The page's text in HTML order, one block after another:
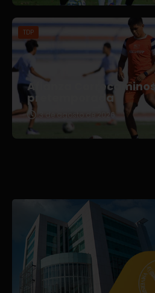
TDP
Afianza Correcaminos
pretemporada
3 de agosto de 2026